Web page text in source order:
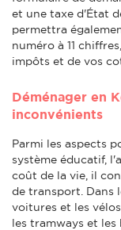
et une taxe d'État
permettra
numéro à 11
impôts et de vos
Déménager en
inconvénients
Parmi les aspects
système éducatif,
coût de la vie, il
de transport. Dans
voitures et les
les tramways et les